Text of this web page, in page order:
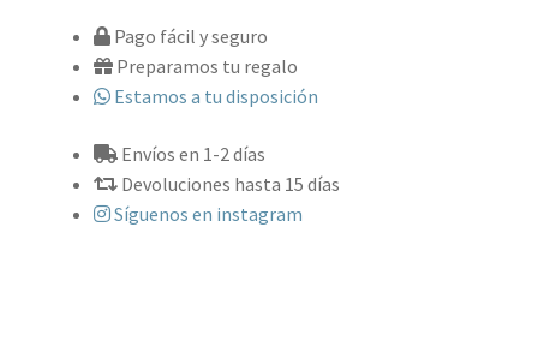
cantidad
Pago fácil y seguro
Preparamos tu regalo
Estamos a tu disposición
Envíos en 1-2 días
Devoluciones hasta 15 días
Síguenos en instagram